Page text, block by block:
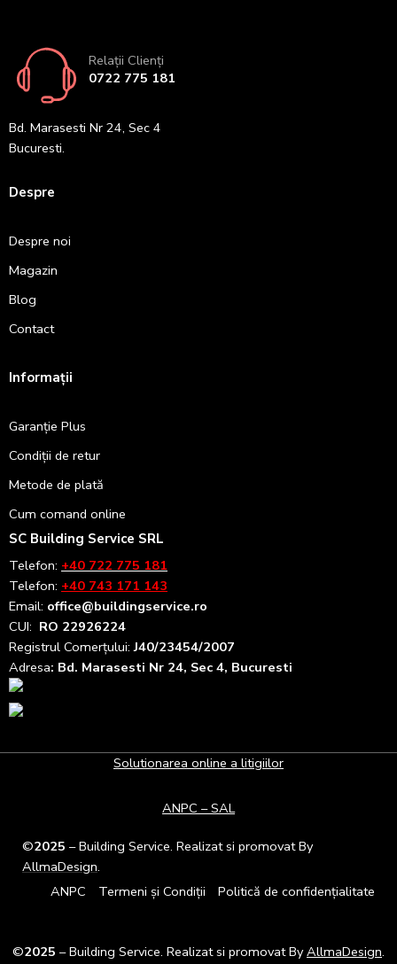
Relații Clienți
0722 775 181
Bd. Marasesti Nr 24, Sec 4
Bucuresti.
Despre
Despre noi
Magazin
Blog
Contact
Informații
Garanție Plus
Condiții de retur
Metode de plată
Cum comand online
SC Building Service SRL
Telefon: +40 722 775 181
Telefon: +40 743 171 143
Email: office@buildingservice.ro
CUI: RO 22926224
Registrul Comerțului:J40/23454/2007
Adresa: Bd. Marasesti Nr 24, Sec 4, Bucuresti
Solutionarea online a litigiilor
ANPC – SAL
©2025 – Building Service. Realizat si promovat By
AllmaDesign.
ANPC
Termeni și Condiții Politică de confidențialitate
©2025 – Building Service. Realizat si promovat ByAllmaDesign.